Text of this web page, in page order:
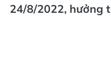
24/8/2022, hưởng